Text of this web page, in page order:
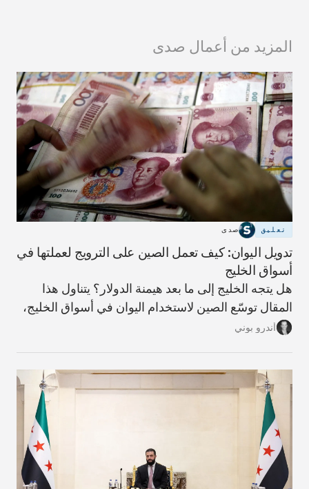
المزيد من أعمال صدى
تعليق صدى
تدويل اليوان: كيف تعمل الصين على الترويج لعملتها في
أسواق الخليج
هل يتجه الخليج إلى ما بعد هيمنة الدولار؟ يتناول هذا
المقال توسّع الصين لاستخدام اليوان في أسواق الخليج،
وما الذي يعنيه ذلك لمستقبل النظام المالي الإقليمي،
أندرو بوني